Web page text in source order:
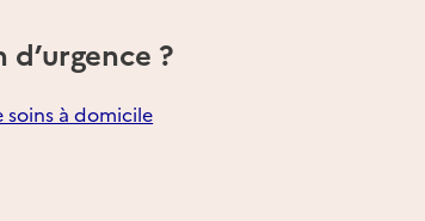
?
soins à domicile